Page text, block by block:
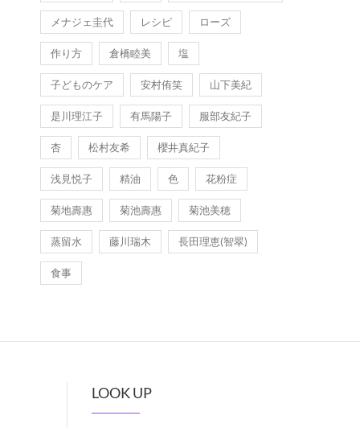
メナジェ圭代 レシピ ローズ
作り方 倉橋睦美 塩
子どものケア 安村侑笑 山下美紀
是川理江子 有馬陽子 服部友紀子
杏 松村友希 櫻井真紀子
浅見悦子 精油 色 花粉症
菊地壽惠 菊池壽惠 菊池美穂
蒸留水 藤川瑞木 長田理恵(智翠)
食事
LOOK UP